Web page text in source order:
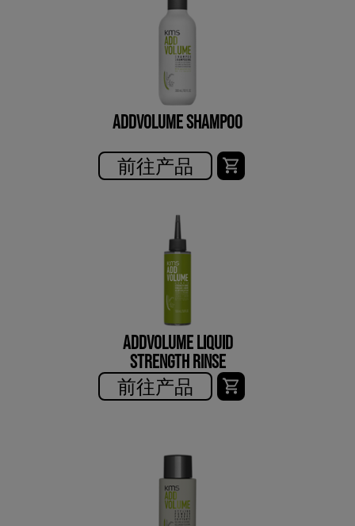
ADDVOLUME SHAMPOO
前往产品
ADDVOLUME LIQUID
STRENGTH RINSE
前往产品